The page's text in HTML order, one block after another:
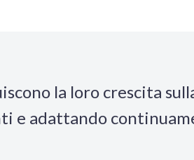
la loro crescita
e adattando